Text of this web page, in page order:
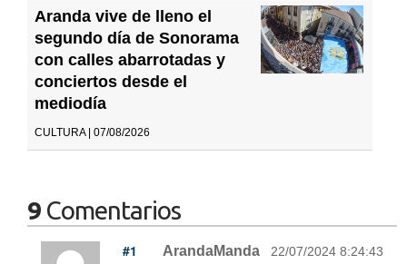
Aranda vive de lleno el
segundo día de Sonorama
con calles abarrotadas y
conciertos desde el
mediodía
CULTURA | 07/08/2026
9 Comentarios
#1 ArandaManda 22/07/2024 8:24:43